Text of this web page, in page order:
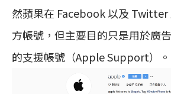
然蘋果在 Facebook 以及 Twitter
方帳號，但主要目的只是用於廣
的支援帳號（Apple Support）。